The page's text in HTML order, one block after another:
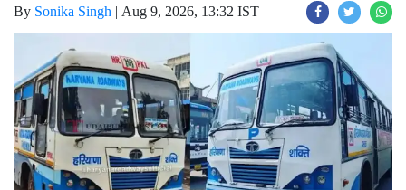
By Sonika Singh | Aug 9, 2026, 13:32 IST